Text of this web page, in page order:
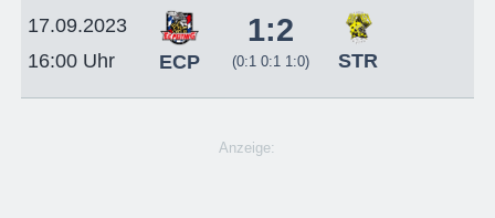
17.09.2023
16:00 Uhr
ECP
1:2
(0:1 0:1 1:0) STR
Anzeige: